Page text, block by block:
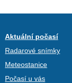
Aktuální počasí
Radarové snímky
Meteostanice
Počasí u vás